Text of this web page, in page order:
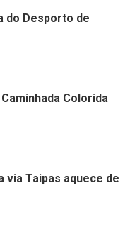
do Desporto de
Colorida
via Taipas aquece de